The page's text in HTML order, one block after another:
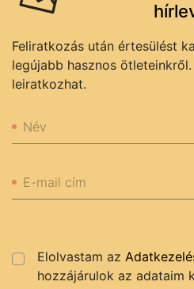
Feliratkozás után értesülést
legújabb hasznos
leiratkozhat.
Név
E-mail cím
Elolvastam az
hozzájárulok az adataim